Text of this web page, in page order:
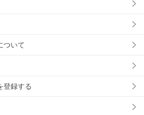
ついて
登録する